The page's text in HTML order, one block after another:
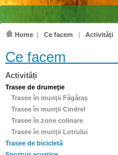
Home | Ce facem | Activități
Ce facem
Activități
Trasee de drumeţie
Trasee în munţii Făgăraş
Trasee în munţii Cindrel
Trasee în zone colinare
Trasee în munții Lotrului
Trasee de bicicletă